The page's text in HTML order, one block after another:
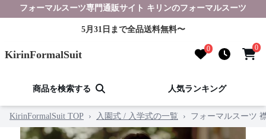
フォーマルスーツ専門通販サイト キリンのフォーマルスーツ
5月31日まで全品送料無料〜
KirinFormalSuit 0 0
商品を検索する 人気ランキング
KirinFormalSuit TOP › 入園式 / 入学式の一覧 › フォーマルスーツ